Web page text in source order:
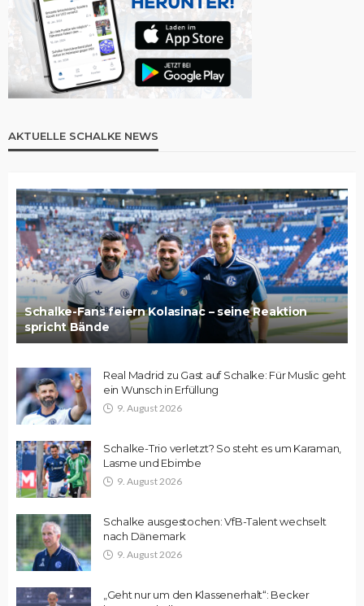
AKTUELLE SCHALKE NEWS
Schalke-Fans feiern Kolasinac – seine Reaktion
spricht Bände
Real Madrid zu Gast auf Schalke: Für Muslic geht
ein Wunsch in Erfüllung
9. August 2026
Schalke-Trio verletzt? So steht es um Karaman,
Lasme und Ebimbe
9. August 2026
Schalke ausgestochen: VfB-Talent wechselt
nach Dänemark
9. August 2026
„Geht nur um den Klassenerhalt“: Becker